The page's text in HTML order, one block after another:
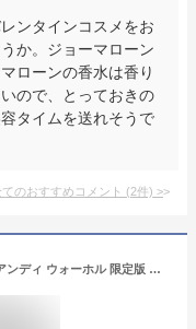
ンタインコスメをお
か。ジョーマローン
ローンの香水は香り
ので、とっておきの
タイムを送れそうで
てのおすすめコメント (2件) >
エスケーツー SK-II ピテラ エッセンス アンディ ウォーホル 限定版 クリスマスコフレ レッド [並行輸入品]